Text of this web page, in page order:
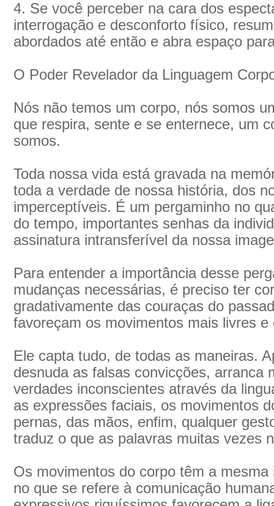
4. Se você perceber na cara dos
interrogação e desconforto físico,
abordados até então e abra espaço
O Poder Revelador da Linguagem
Nós não temos um corpo, nós somos
que respira, sente e se enternece, um
somos.
Toda nossa vida está gravada na
toda a verdade de nossa história, dos
imperceptíveis. É um pergaminho no
do tempo, importantes senhas da
assinatura intransferível da nossa
Para entender a importância desse
mudanças necessárias, é preciso ter
gradativamente das couraças do
favoreçam os movimentos mais livres e
Ele capta tudo, de todas as maneiras.
desnuda as falsas convicções, arranca
verdades inconscientes através da
as expressões faciais, os movimentos
pernas, das mãos, enfim, qualquer
traduz o que as palavras muitas vezes
Os movimentos do corpo têm a
no que se refere à comunicação